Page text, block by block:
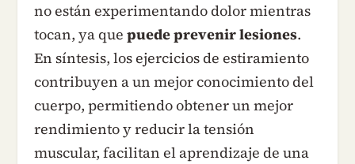
no están experimentando dolor mientras
tocan, ya que puede prevenir lesiones.
En síntesis, los ejercicios de estiramiento
contribuyen a un mejor conocimiento del
cuerpo, permitiendo obtener un mejor
rendimiento y reducir la tensión
muscular, facilitan el aprendizaje de una